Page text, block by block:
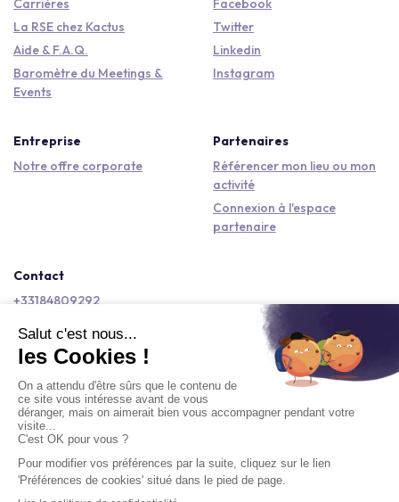
Carrières
La RSE chez Kactus
Aide & F.A.Q.
Baromètre du Meetings &
Events
Facebook
Twitter
Linkedin
Instagram
Entreprise
Notre offre corporate
Partenaires
Référencer mon lieu ou mon
activité
Connexion à l'espace
partenaire
Contact
+33184809292
Copyright © 2026 Kactus Tous droits réservés
Conditions générales d'utilisation
Mentions légales
Signaler un contenu